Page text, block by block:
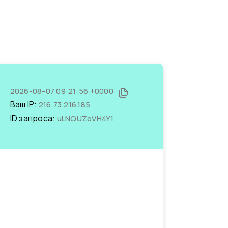
2026-08-07 09:21:56 +0000
Ваш IP: 216.73.216.185
ID запроса: uLNQUZoVH4Y1